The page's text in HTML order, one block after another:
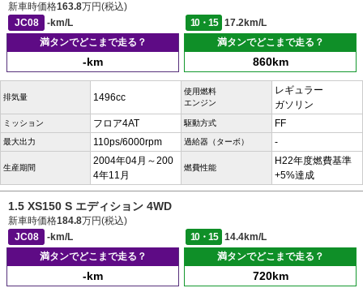
新車時価格163.8万円(税込)
JC08
-km/L 10・15
17.2km/L
満タンでどこまで走る？
-km
満タンでどこまで走る？
860km
排気量 1496cc
使用燃料
エンジン
レギュラー
ガソリン
ミッション フロア4AT 駆動方式 FF
最大出力 110ps/6000rpm 過給器（ターボ） -
生産期間
2004年04月～200
4年11月
燃費性能
H22年度燃費基準
+5%達成
1.5 XS150 S エディション 4WD
新車時価格184.8万円(税込)
JC08
-km/L 10・15
14.4km/L
満タンでどこまで走る？
-km
満タンでどこまで走る？
720km